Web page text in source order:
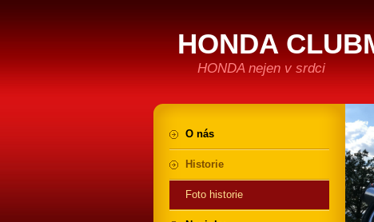
HONDA
HONDA nejen v srdci
O nás
Historie
Foto historie